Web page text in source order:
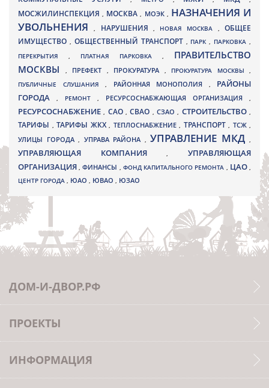
МОСЖИЛИНСПЕКЦИЯ, МОСКВА , МОЭК , НАЗНАЧЕНИЯ И
УВОЛЬНЕНИЯ, НАРУШЕНИЯ , НОВАЯ МОСКВА ,ОБЩЕЕ
ИМУЩЕСТВО , ОБЩЕСТВЕННЫЙ ТРАНСПОРТ , ПАРК, ПАРКОВКА ,
ПЕРЕКРЫТИЯ , ПЛАТНАЯ ПАРКОВКА , ПРАВИТЕЛЬСТВО
МОСКВЫ
, ПРЕФЕКТ , ПРОКУРАТУРА , ПРОКУРАТУРА МОСКВЫ ,
ПУБЛИЧНЫЕ СЛУШАНИЯ , РАЙОННАЯ МОНОПОЛИЯ , РАЙОНЫ
ГОРОДА
, РЕМОНТ , РЕСУРСОСНАБЖАЮЩАЯ ОРГАНИЗАЦИЯ ,
РЕСУРСОСНАБЖЕНИЕ, САО,СВАО ,СЗАО, СТРОИТЕЛЬСТВО,
ТАРИФЫ , ТАРИФЫ ЖКХ , ТЕПЛОСНАБЖЕНИЕ , ТРАНСПОРТ , ТСЖ ,
УЛИЦЫ ГОРОДА , УПРАВА РАЙОНА , УПРАВЛЕНИЕ МКД ,
УПРАВЛЯЮЩАЯ КОМПАНИЯ,УПРАВЛЯЮЩАЯ
ОРГАНИЗАЦИЯ,ФИНАНСЫ , ФОНД КАПИТАЛЬНОГО РЕМОНТА , ЦАО,
ЦЕНТР ГОРОДА , ЮАО , ЮВАО , ЮЗАО
ДОМ-И-ДВОР.РФ
ПРОЕКТЫ
ИНФОРМАЦИЯ